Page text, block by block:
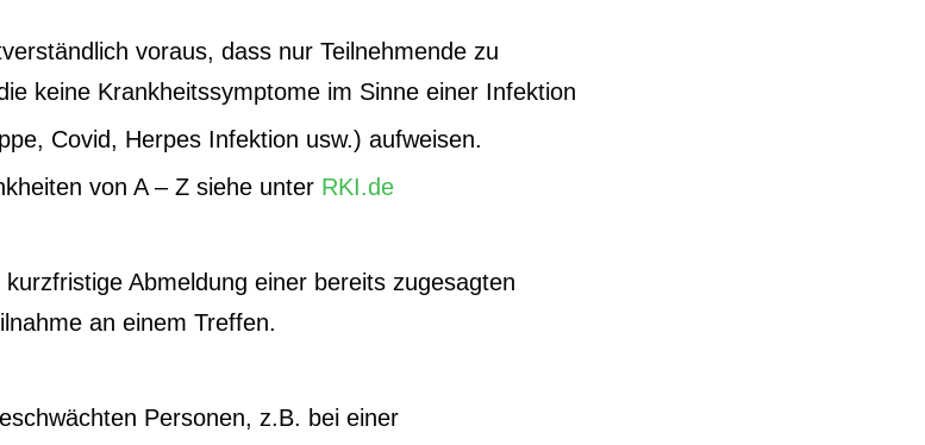
voraus, dass nur Teilnehmende zu
keine Krankheitssymptome im Sinne einer Infektion
Covid, Herpes Infektion usw.) aufweisen.
von A – Z siehe unter RKI.de
Abmeldung einer bereits zugesagten
an einem Treffen.
Personen, z.B. bei einer